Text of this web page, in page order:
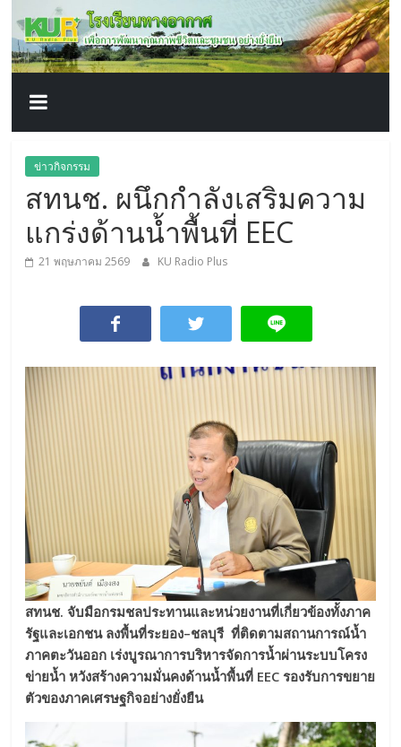
content
โรงเรียน
ทาง
อากาศ​
เพื่อ
พัฒนา
คุณภาพ
ชีวิต
ข่าวกิจกรรม
สทนช. ผนึกกำลังเสริมความ
แกร่งด้านน้ำพื้นที่ EEC
21 พฤษภาคม 2569 KU Radio Plus
สทนช.จับมือกรมชลประทานและหน่วยงานที่เกี่ยวข้องทั้งภาค
รัฐและเอกชน ลงพื้นที่ระยอง–ชลบุรี ที่ติดตามสถานการณ์น้ำ
ภาคตะวันออก เร่งบูรณาการบริหารจัดการน้ำผ่านระบบโครง
ข่ายน้ำ หวังสร้างความมั่นคงด้านน้ำพื้นที่ EECรองรับการขยาย
ตัวของภาคเศรษฐกิจอย่างยั่งยืน